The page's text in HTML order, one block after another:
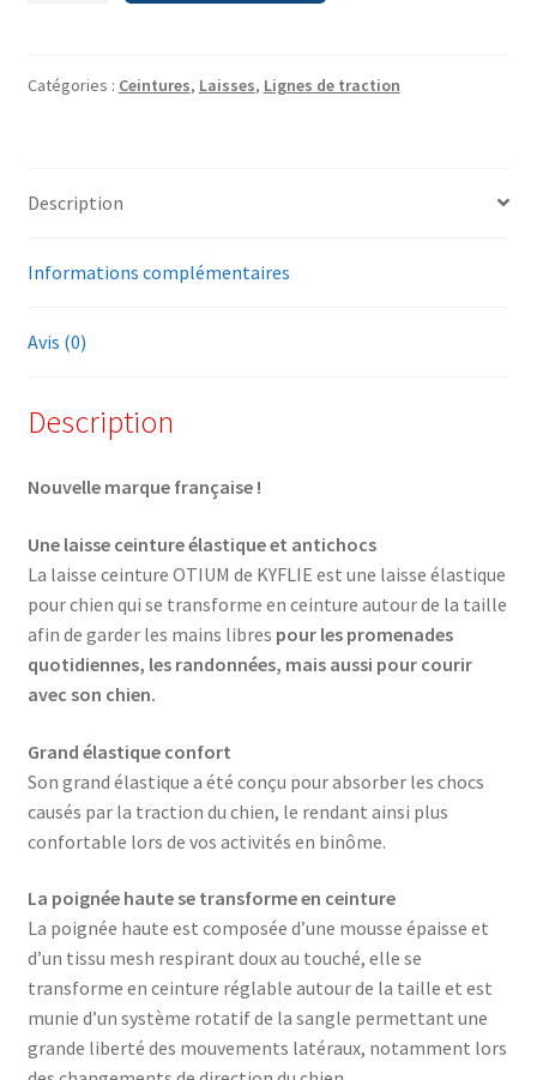
Otium
Catégories : Ceintures, Laisses, Lignes de traction
Description
Informations complémentaires
Avis (0)
Description
Nouvelle marque française !
Une laisse ceinture élastique et antichocs
La laisse ceinture OTIUM de KYFLIE est une laisse élastique
pour chien qui se transforme en ceinture autour de la taille
afin de garder les mains libres pour les promenades
quotidiennes, les randonnées, mais aussi pour courir
avec son chien.
Grand élastique confort
Son grand élastique a été conçu pour absorber les chocs
causés par la traction du chien, le rendant ainsi plus
confortable lors de vos activités en binôme.
La poignée haute se transforme en ceinture
La poignée haute est composée d’une mousse épaisse et
d’un tissu mesh respirant doux au touché, elle se
transforme en ceinture réglable autour de la taille et est
munie d’un système rotatif de la sangle permettant une
grande liberté des mouvements latéraux, notamment lors